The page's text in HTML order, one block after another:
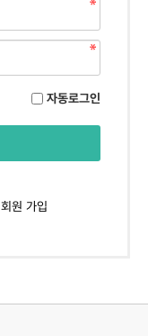
자동로그인
회원 가입